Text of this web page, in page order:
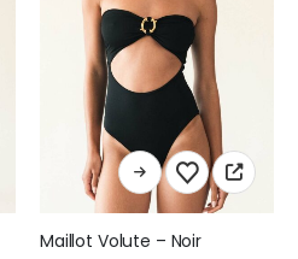
Ce produit a plusieurs variations. Les options peuvent être choisies sur la page du produit
Maillot Volute – Noir